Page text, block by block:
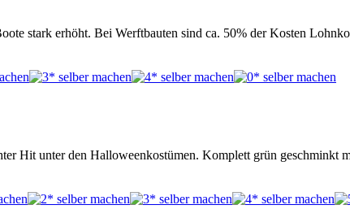
stark erhöht. Bei Werftbauten sind ca. 50% der Kosten
Hit unter den Halloweenkostümen. Komplett grün geschminkt